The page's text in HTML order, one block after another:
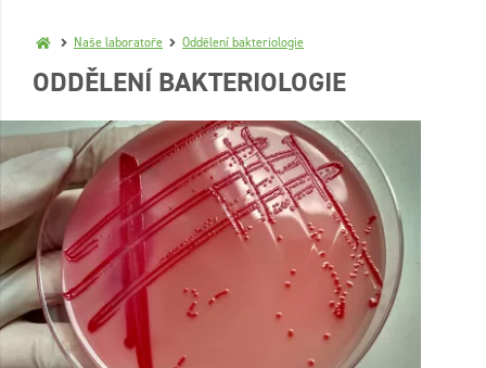
Naše laboratoře Oddělení bakteriologie
ODDĚLENÍ BAKTERIOLOGIE